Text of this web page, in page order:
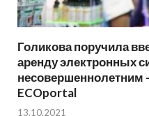
Голикова поручила
аренду электронных
несовершеннолетним
ECOportal
13.10.2021